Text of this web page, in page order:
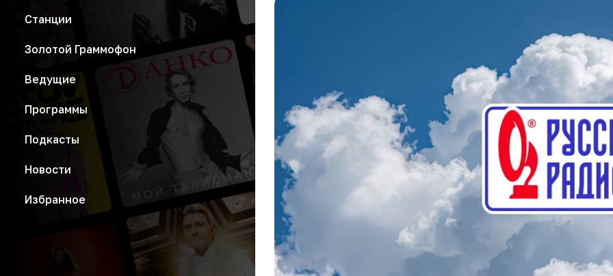
Станции
Золотой Граммофон
Ведущие
Программы
Подкасты
Новости
Избранное